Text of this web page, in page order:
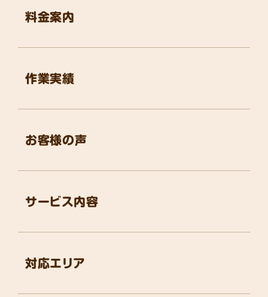
料金案内
作業実績
お客様の声
サービス内容
対応エリア